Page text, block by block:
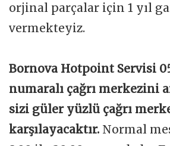
orjinal parçalar için 1 yıl
vermekteyiz.
Bornova Hotpoint Servisi
numaralı çağrı merkezini
sizi güler yüzlü çağrı
karşılayacaktır. Normal